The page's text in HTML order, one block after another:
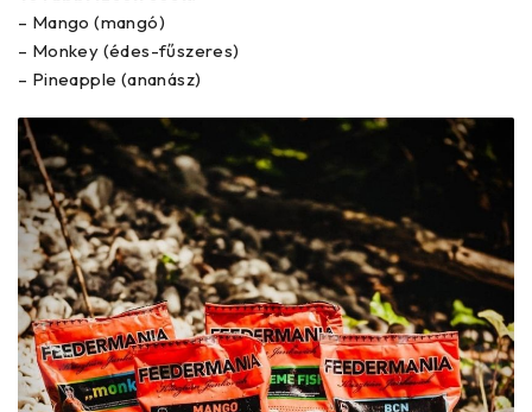
– Mango (mangó)
– Monkey (édes-fűszeres)
– Pineapple (ananász)